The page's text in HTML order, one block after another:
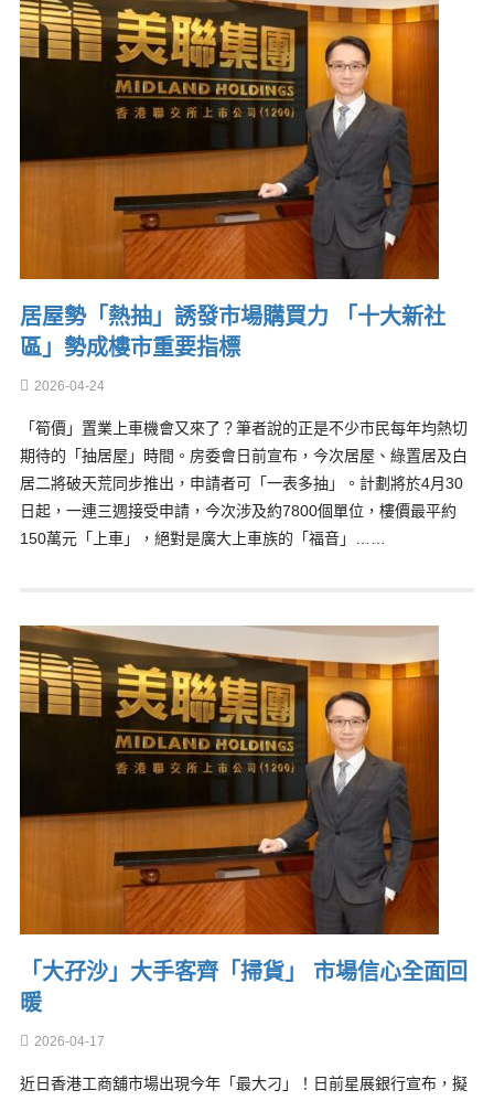
居屋勢「熱抽」誘發市場購買力 「十大新社
區」勢成樓市重要指標
2026-04-24
「筍價」置業上車機會又來了？筆者說的正是不少市民每年均熱切
期待的「抽居屋」時間。房委會日前宣布，今次居屋、綠置居及白
居二將破天荒同步推出，申請者可「一表多抽」。計劃將於4月30
日起，一連三週接受申請，今次涉及約7800個單位，樓價最平約
150萬元「上車」，絕對是廣大上車族的「福音」……
「大孖沙」大手客齊「掃貨」 市場信心全面回
暖
2026-04-17
近日香港工商舖市場出現今年「最大刁」！日前星展銀行宣布，擬